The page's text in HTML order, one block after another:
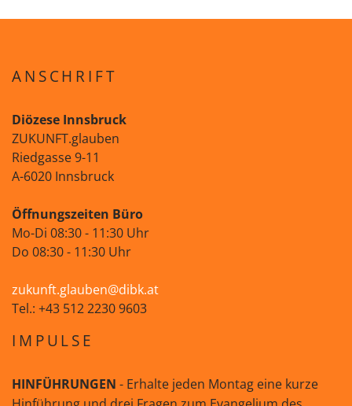
ANSCHRIFT
Diözese Innsbruck
ZUKUNFT.glauben
Riedgasse 9-11
A-6020 Innsbruck
Öffnungszeiten Büro
Mo-Di 08:30 - 11:30 Uhr
Do 08:30 - 11:30 Uhr
zukunft.glauben@dibk.at
Tel.: +43 512 2230 9603
IMPULSE
HINFÜHRUNGEN - Erhalte jeden Montag eine kurze